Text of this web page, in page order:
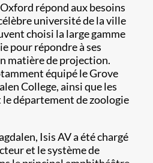
répond aux besoins
université de la ville
choisi la large gamme
pour répondre à ses
matière de projection.
équipé le Grove
College, ainsi que les
le département de zoologie
Isis AV a été chargé
et le système de